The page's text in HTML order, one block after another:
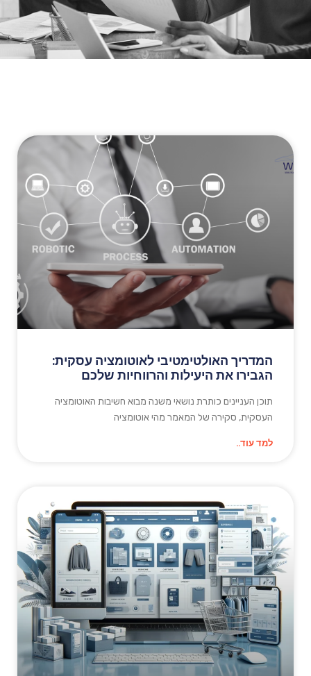
המדריך האולטימטיבי לאוטומציה עסקית:
הגבירו את היעילות והרווחיות שלכם
תוכן העניינים כותרת נושאי משנה מבוא חשיבות האוטומציה
העסקית, סקירה של המאמר מהי אוטומציה
למד עוד..